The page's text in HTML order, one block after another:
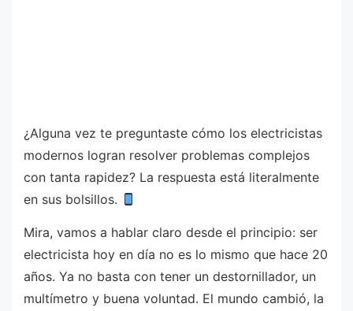
¿Alguna vez te preguntaste cómo los electricistas
modernos logran resolver problemas complejos
con tanta rapidez? La respuesta está literalmente
en sus bolsillos.
Mira, vamos a hablar claro desde el principio: ser
electricista hoy en día no es lo mismo que hace 20
años. Ya no basta con tener un destornillador, un
multímetro y buena voluntad. El mundo cambió, la